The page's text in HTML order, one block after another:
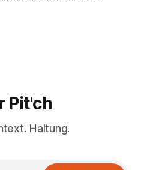
Pit'ch
Haltung.